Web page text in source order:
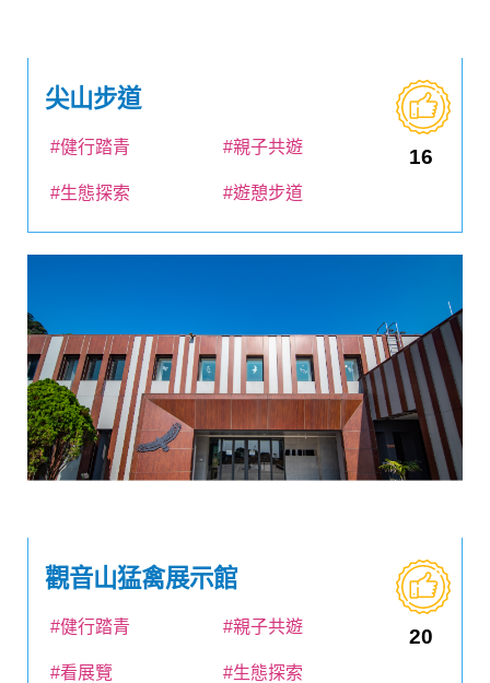
尖山步道
16
#健行踏青 #親子共遊
#生態探索 #遊憩步道
觀音山猛禽展示館
20
#健行踏青 #親子共遊
#看展覽 #生態探索